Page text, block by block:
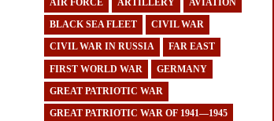
AIR FORCE ARTILLERY AVIATION
BLACK SEA FLEET CIVIL WAR
CIVIL WAR IN RUSSIA FAR EAST
FIRST WORLD WAR GERMANY
GREAT PATRIOTIC WAR
GREAT PATRIOTIC WAR OF 1941—1945